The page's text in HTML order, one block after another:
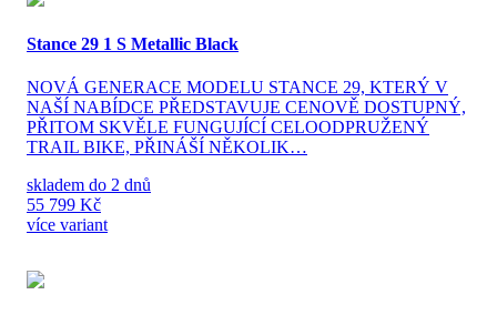
Stance 29 1 S Metallic Black
NOVÁ GENERACE MODELU STANCE 29, KTERÝ V
NAŠÍ NABÍDCE PŘEDSTAVUJE CENOVĚ DOSTUPNÝ,
PŘITOM SKVĚLE FUNGUJÍCÍ CELOODPRUŽENÝ
TRAIL BIKE, PŘINÁŠÍ NĚKOLIK…
skladem do 2 dnů
55 799 Kč
více variant